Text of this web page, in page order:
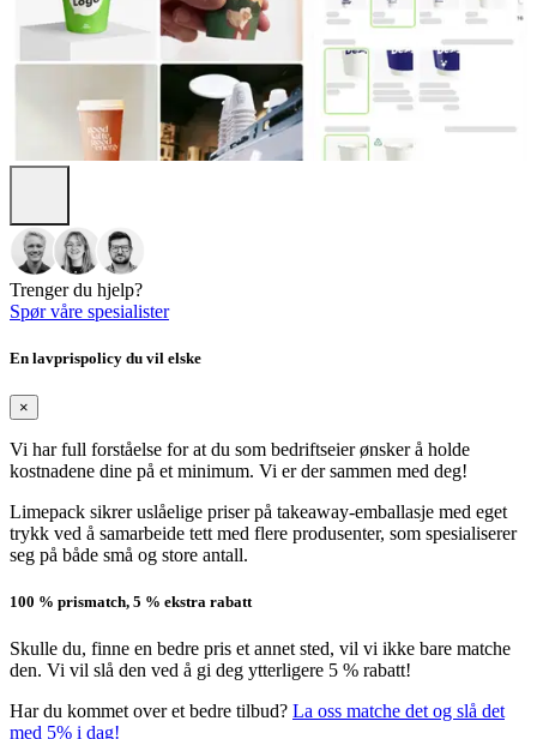
Trenger du hjelp?
Spør våre spesialister
En lavprispolicy du vil elske
×
Vi har full forståelse for at du som bedriftseier ønsker å holde
kostnadene dine på et minimum. Vi er der sammen med deg!
Limepack sikrer uslåelige priser på takeaway-emballasje med eget
trykk ved å samarbeide tett med flere produsenter, som spesialiserer
seg på både små og store antall.
100 % prismatch, 5 % ekstra rabatt
Skulle du, finne en bedre pris et annet sted, vil vi ikke bare matche
den. Vi vil slå den ved å gi deg ytterligere 5 % rabatt!
Har du kommet over et bedre tilbud? La oss matche det og slå det
med 5% i dag!